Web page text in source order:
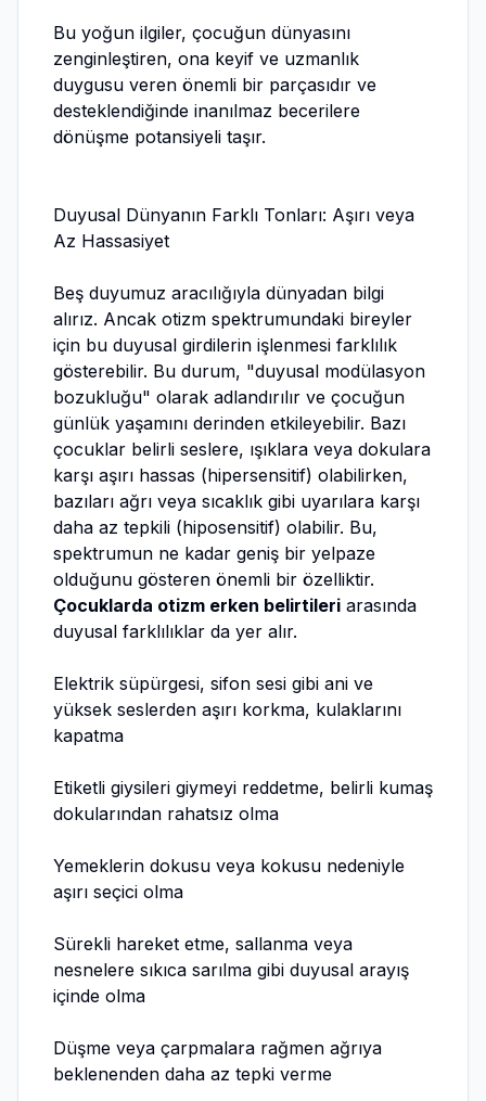
Bu yoğun ilgiler, çocuğun dünyasını
zenginleştiren, ona keyif ve uzmanlık
duygusu veren önemli bir parçasıdır ve
desteklendiğinde inanılmaz becerilere
dönüşme potansiyeli taşır.
Duyusal Dünyanın Farklı Tonları: Aşırı veya
Az Hassasiyet
Beş duyumuz aracılığıyla dünyadan bilgi
alırız. Ancak otizm spektrumundaki bireyler
için bu duyusal girdilerin işlenmesi farklılık
gösterebilir. Bu durum, "duyusal modülasyon
bozukluğu" olarak adlandırılır ve çocuğun
günlük yaşamını derinden etkileyebilir. Bazı
çocuklar belirli seslere, ışıklara veya dokulara
karşı aşırı hassas (hipersensitif) olabilirken,
bazıları ağrı veya sıcaklık gibi uyarılara karşı
daha az tepkili (hiposensitif) olabilir. Bu,
spektrumun ne kadar geniş bir yelpaze
olduğunu gösteren önemli bir özelliktir.
Çocuklarda otizm erken belirtileri arasında
duyusal farklılıklar da yer alır.
Elektrik süpürgesi, sifon sesi gibi ani ve
yüksek seslerden aşırı korkma, kulaklarını
kapatma
Etiketli giysileri giymeyi reddetme, belirli kumaş
dokularından rahatsız olma
Yemeklerin dokusu veya kokusu nedeniyle
aşırı seçici olma
Sürekli hareket etme, sallanma veya
nesnelere sıkıca sarılma gibi duyusal arayış
içinde olma
Düşme veya çarpmalara rağmen ağrıya
beklenenden daha az tepki verme